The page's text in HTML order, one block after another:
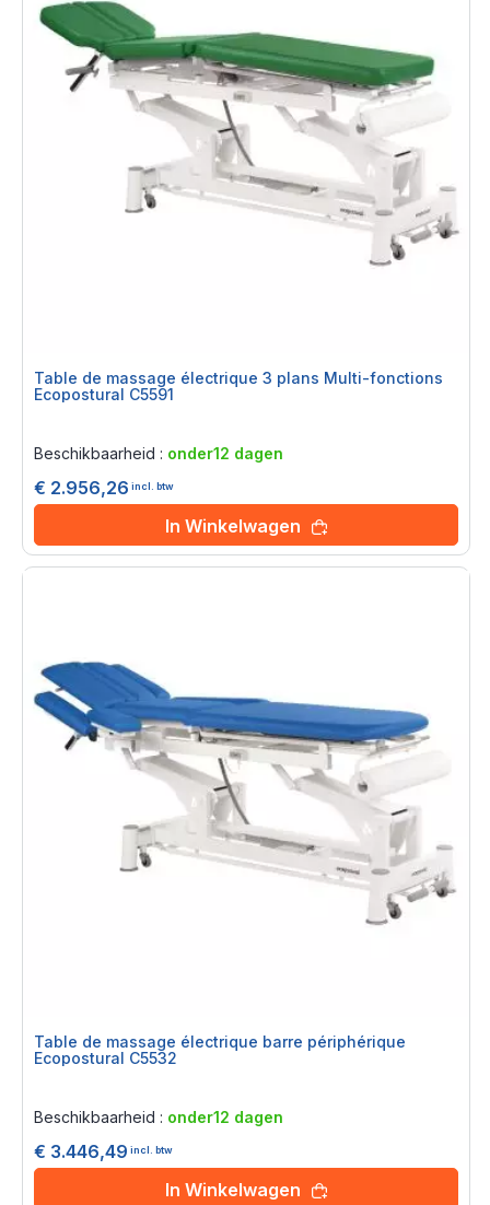
Table de massage électrique 3 plans Multi-fonctions
Ecopostural C5591
Beschikbaarheid : onder12 dagen
€ 2.956,26 incl. btw
In Winkelwagen
Table de massage électrique barre périphérique
Ecopostural C5532
Beschikbaarheid : onder12 dagen
€ 3.446,49 incl. btw
In Winkelwagen